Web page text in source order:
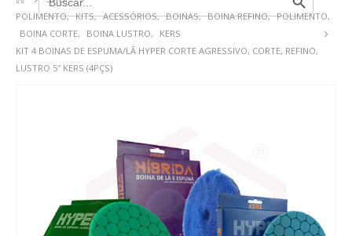
POLIMENTO, KITS, ACESSÓRIOS, BOINAS, BOINA REFINO, POLIMENTO,
BOINA CORTE, BOINA LUSTRO,
KERS
KIT 4 BOINAS DE ESPUMA/LÃ HYPER CORTE AGRESSIVO, CORTE, REFINO,
LUSTRO 5″ KERS (4PÇS)